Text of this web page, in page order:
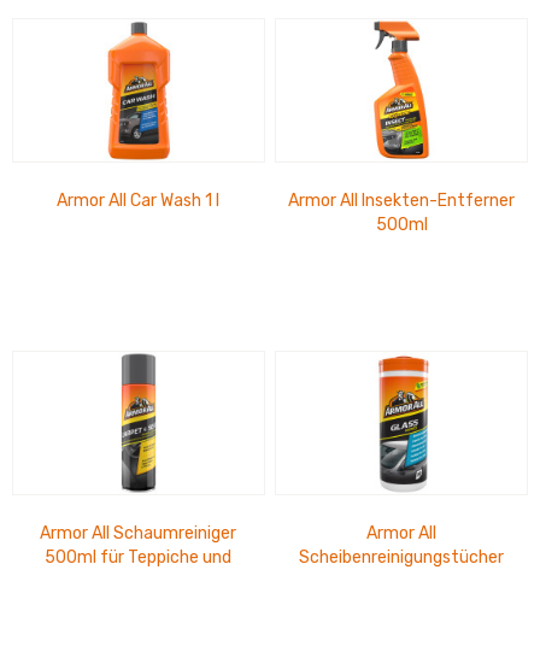
Armor All Car Wash 1 l
Armor All Insekten-Entferner
500ml
Armor All Schaumreiniger
500ml für Teppiche und
Armor All
Scheibenreinigungstücher